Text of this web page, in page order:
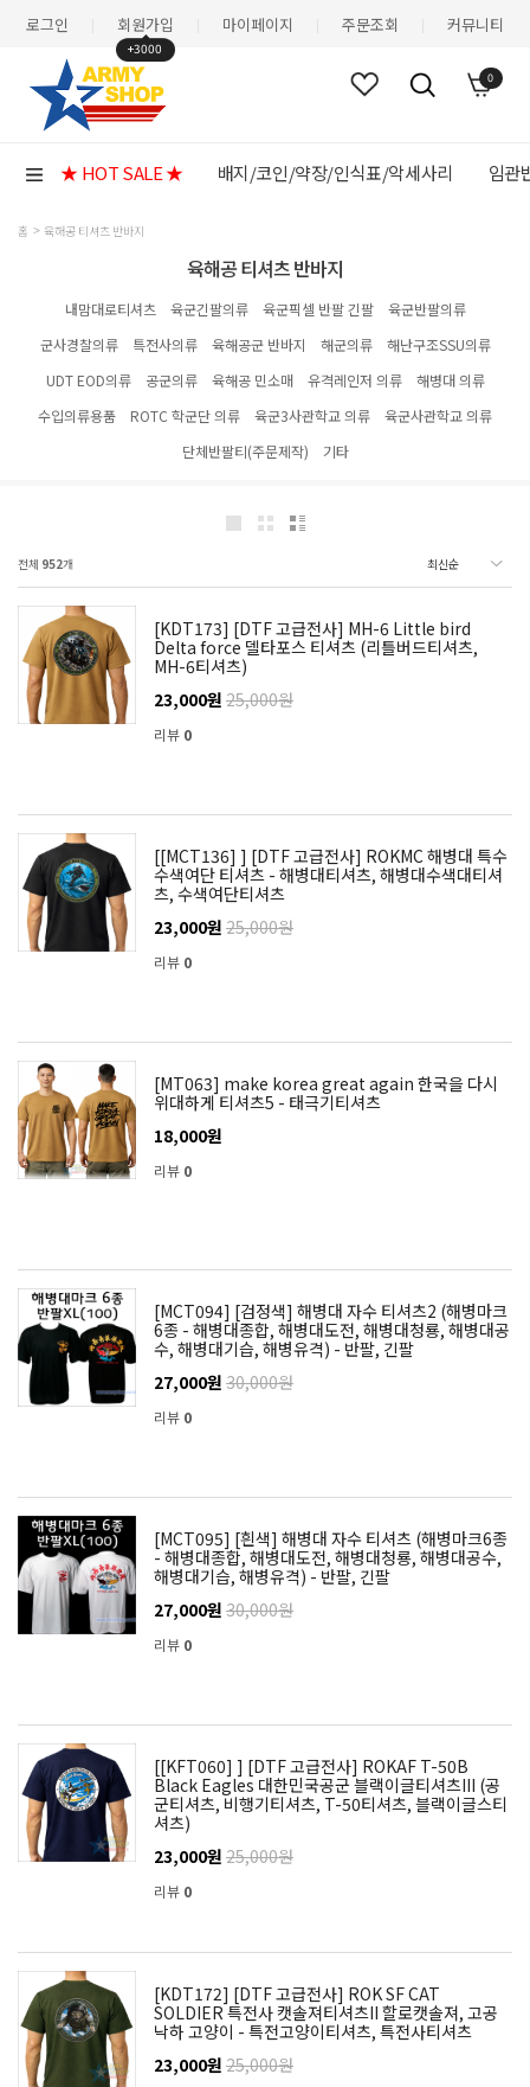
로그인 회원가입
+3000
마이페이지 주문조회 커뮤니티
0
★ HOT SALE ★ 배지/코인/약장/인식표/악세사리 임관
홈 육해공 티셔츠 반바지
육해공 티셔츠 반바지
내맘대로티셔츠 육군긴팔의류 육군픽셀 반팔 긴팔
육군반팔의류
군사경찰의류
특전사의류 육해공군 반바지 해군의류
해난구조SSU의류
UDT EOD의류
공군의류 육해공 민소매 유격레인저 의류
해병대 의류
수입의류용품
ROTC 학군단 의류 육군3사관학교 의류
육군사관학교 의류
단체반팔티(주문제작)
기타
전체 952개
[KDT173] [DTF 고급전사] MH-6 Little bird
Delta force 델타포스 티셔츠 (리틀버드티셔츠,
MH-6티셔츠)
23,000원 25,000원
리뷰 0
[[MCT136] ] [DTF 고급전사] ROKMC 해병대 특수
수색여단 티셔츠 - 해병대티셔츠, 해병대수색대티셔
츠, 수색여단티셔츠
23,000원 25,000원
리뷰 0
[MT063] make korea great again 한국을 다시
위대하게 티셔츠5 - 태극기티셔츠
18,000원
리뷰 0
[MCT094] [검정색] 해병대 자수 티셔츠2 (해병마크
6종 - 해병대종합, 해병대도전, 해병대청룡, 해병대공
수, 해병대기습, 해병유격) - 반팔, 긴팔
27,000원 30,000원
리뷰 0
[MCT095] [흰색] 해병대 자수 티셔츠 (해병마크6종
- 해병대종합, 해병대도전, 해병대청룡, 해병대공수,
해병대기습, 해병유격) - 반팔, 긴팔
27,000원 30,000원
리뷰 0
[[KFT060] ] [DTF 고급전사] ROKAF T-50B
Black Eagles 대한민국공군 블랙이글티셔츠III (공
군티셔츠, 비행기티셔츠, T-50티셔츠, 블랙이글스티
셔츠)
23,000원 25,000원
리뷰 0
[KDT172] [DTF 고급전사] ROK SF CAT
SOLDIER 특전사 캣솔져티셔츠II 할로캣솔져, 고공
낙하 고양이 - 특전고양이티셔츠, 특전사티셔츠
23,000원 25,000원